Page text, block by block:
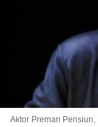
Aktor Preman